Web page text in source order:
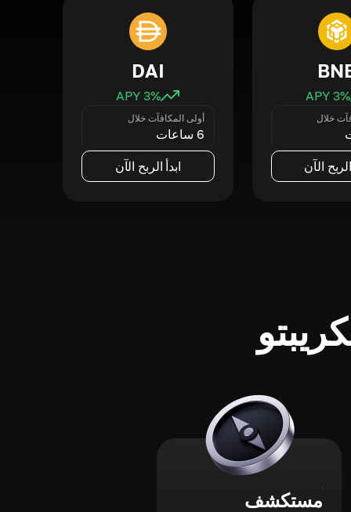
3% APY
خلال
الآن
DAI
3% APY
أولى المكافآت خلال
6 ساعات
ابدأ الربح الآن
مستكشف